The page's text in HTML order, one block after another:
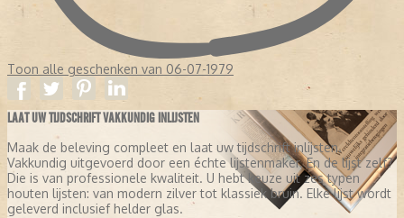
Toon alle geschenken van 06-07-1979
LAAT UW TIJDSCHRIFT VAKKUNDIG INLIJSTEN
Maak de beleving compleet en laat uw tijdschrift inlijsten.
Vakkundig uitgevoerd door een échte lijstenmaker. En de lijst zelf?
Die is van professionele kwaliteit. U hebt keuze uit zes typen
houten lijsten: van modern zilver tot klassiek bruin. Elke lijst wordt
geleverd inclusief helder glas.